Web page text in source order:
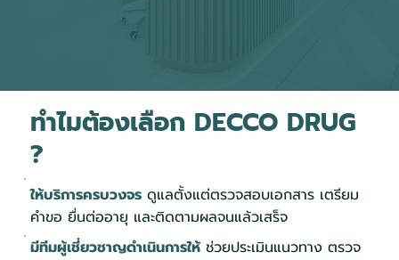
ทำไมต้องเลือก DECCO DRUG
?
ให้บริการครบวงจรดูแลตั้งแต่ตรวจสอบเอกสาร เตรียม
คำขอ ยื่นต่ออายุ และติดตามผลจนแล้วเสร็จ
มีทีมผู้เชี่ยวชาญดำเนินการให้ช่วยประเมินแนวทาง ตรวจ